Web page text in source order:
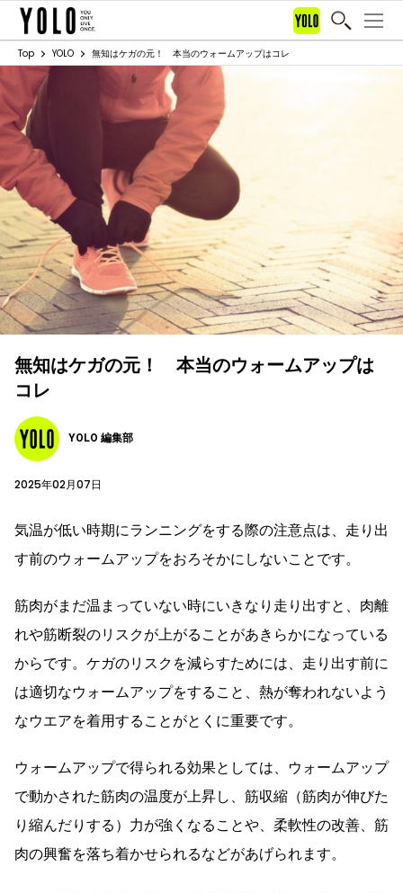
Top YOLO 無知はケガの元！ 本当のウォームアップはコレ
無知はケガの元！ 本当のウォームアップは
コレ
YOLO 編集部
2025年02月07日
気温が低い時期にランニングをする際の注意点は、走り出
す前のウォームアップをおろそかにしないことです。
筋肉がまだ温まっていない時にいきなり走り出すと、肉離
れや筋断裂のリスクが上がることがあきらかになっている
からです。ケガのリスクを減らすためには、走り出す前に
は適切なウォームアップをすること、熱が奪われないよう
なウエアを着用することがとくに重要です。
ウォームアップで得られる効果としては、ウォームアップ
で動かされた筋肉の温度が上昇し、筋収縮（筋肉が伸びた
り縮んだりする）力が強くなることや、柔軟性の改善、筋
肉の興奮を落ち着かせられるなどがあげられます。